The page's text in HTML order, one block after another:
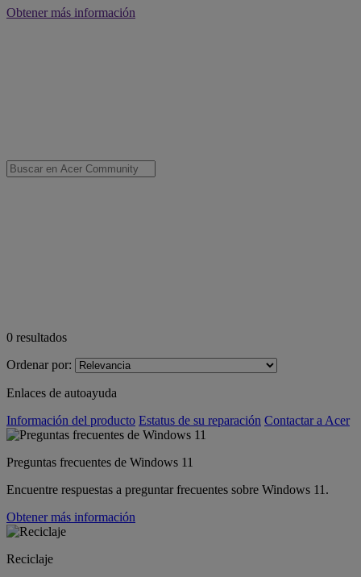
Obtener más información
0 resultados
Ordenar por:
Enlaces de autoayuda
Información del producto Estatus de su reparación Contactar a Acer
Preguntas frecuentes de Windows 11
Encuentre respuestas a preguntar frecuentes sobre Windows 11.
Obtener más información
Reciclaje